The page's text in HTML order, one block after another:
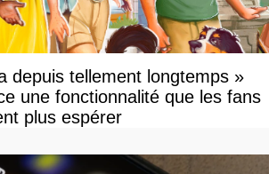
depuis tellement longtemps »
une fonctionnalité que les fans
plus espérer